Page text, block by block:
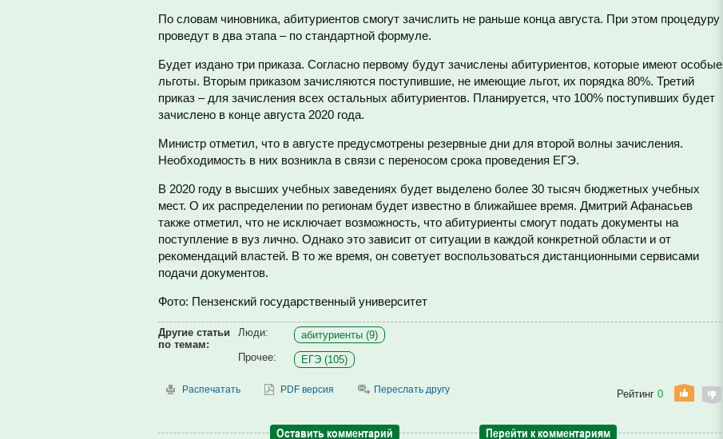
По словам чиновника, абитуриентов смогут зачислить не раньше конца августа. При этом процедуру
проведут в два этапа – по стандартной формуле.
Будет издано три приказа. Согласно первому будут зачислены абитуриентов, которые имеют особые
льготы. Вторым приказом зачисляются поступившие, не имеющие льгот, их порядка 80%. Третий
приказ – для зачисления всех остальных абитуриентов. Планируется, что 100% поступивших будет
зачислено в конце августа 2020 года.
Министр отметил, что в августе предусмотрены резервные дни для второй волны зачисления.
Необходимость в них возникла в связи с переносом срока проведения ЕГЭ.
В 2020 году в высших учебных заведениях будет выделено более 30 тысяч бюджетных учебных
мест. О их распределении по регионам будет известно в ближайшее время. Дмитрий Афанасьев
также отметил, что не исключает возможность, что абитуриенты смогут подать документы на
поступление в вуз лично. Однако это зависит от ситуации в каждой конкретной области и от
рекомендаций властей. В то же время, он советует воспользоваться дистанционными сервисами
подачи документов.
Фото: Пензенский государственный университет
Другие статьи
по темам:
Люди:
абитуриенты (9)
Прочее:
ЕГЭ (105)
Распечатать PDF версия Переслать другу Рейтинг 0
Оставить комментарий Перейти к комментариям